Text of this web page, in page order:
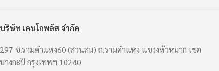
บริษัท เคนโกพลัส จำกัด
297 ซ.รามคำแหง60 (สวนสน) ถ.รามคำแหง แขวงหัวหมาก เขต
บางกะปิ กรุงเทพฯ 10240